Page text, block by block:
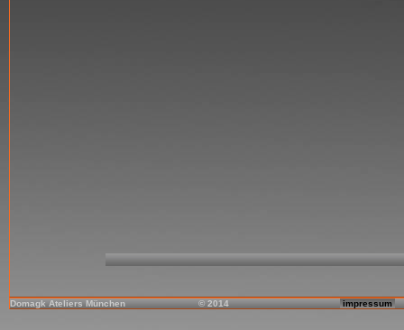
Domagk Ateliers München © 2014 impressum